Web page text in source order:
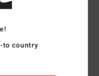
to country